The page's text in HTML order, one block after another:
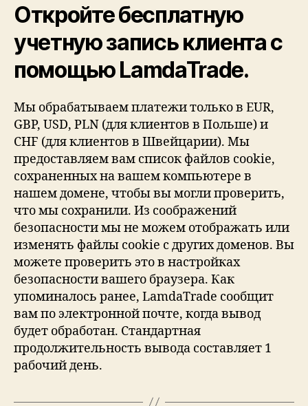
Откройте бесплатную
учетную запись клиента с
помощью LamdaTrade.
Мы обрабатываем платежи только в EUR,
GBP, USD, PLN (для клиентов в Польше) и
CHF (для клиентов в Швейцарии). Мы
предоставляем вам список файлов cookie,
сохраненных на вашем компьютере в
нашем домене, чтобы вы могли проверить,
что мы сохранили. Из соображений
безопасности мы не можем отображать или
изменять файлы cookie с других доменов. Вы
можете проверить это в настройках
безопасности вашего браузера. Как
упоминалось ранее, LamdaTrade сообщит
вам по электронной почте, когда вывод
будет обработан. Стандартная
продолжительность вывода составляет 1
рабочий день.